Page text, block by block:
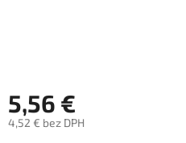
5,56 €
4,52 € bez DPH